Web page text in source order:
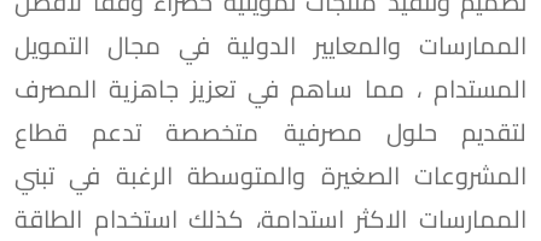
الممارسات والمعايير الدولية في مجال التمويل
المستدام ، مما ساهم في تعزيز جاهزية المصرف
لتقديم حلول مصرفية متخصصة تدعم قطاع
المشروعات الصغيرة والمتوسطة الرغبة في تبني
الممارسات الاكثر استدامة، كذلك استخدام الطاقة